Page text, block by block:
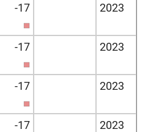
-17 2023
-17 2023
-17 2023
-17 2023